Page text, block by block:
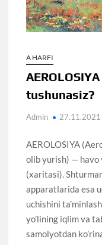
A HARFI
tushunasiz?
Admin 27.11.2021
AEROLOSIYA
olib yurish) — havo
(xaritasi).
apparatlarida esa
uchishini
yo’lining iqlim va
samolyotdan